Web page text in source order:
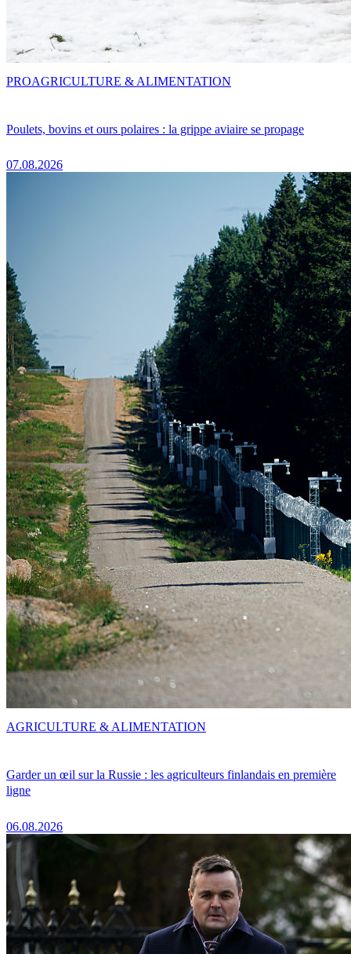
Poulets, bovins et ours polaires : la grippe aviaire se propage
07.08.2026
PROAGRICULTURE & ALIMENTATION
Garder un œil sur la Russie : les agriculteurs finlandais en première
ligne
06.08.2026
AGRICULTURE & ALIMENTATION